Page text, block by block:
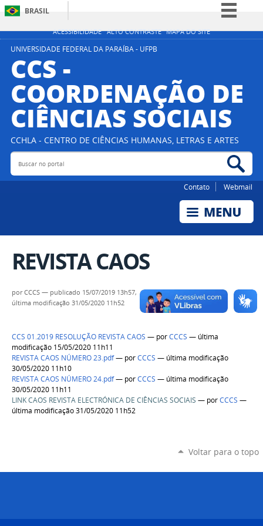
ACESSIBILIDADE ALTO CONTRASTE MAPA DO SITE
BRASIL
Simplifique!
Acesso à informação
Legislação
Canais
UNIVERSIDADE FEDERAL DA PARAÍBA - UFPB
CCS -
COORDENAÇÃO DE
CIÊNCIAS SOCIAIS
CCHLA - CENTRO DE CIÊNCIAS HUMANAS, LETRAS E ARTES
Buscar no portal
Contato Webmail
REVISTA CAOS
porCCCS — publicado 15/07/2019 13h57,
última modificação 31/05/2020 11h52
CCS 01.2019 RESOLUÇÃO REVISTA CAOS — porCCCS — última
modificação 15/05/2020 11h11
REVISTA CAOS NÚMERO 23.pdf— porCCCS — última modificação
30/05/2020 11h10
REVISTA CAOS NÚMERO 24.pdf— porCCCS — última modificação
30/05/2020 11h11
LINK CAOS REVISTA ELECTRÓNICA DE CIÊNCIAS SOCIAIS — porCCCS —
última modificação 31/05/2020 11h52
Voltar para o topo